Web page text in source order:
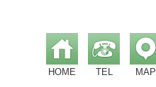
HOME TEL MAP